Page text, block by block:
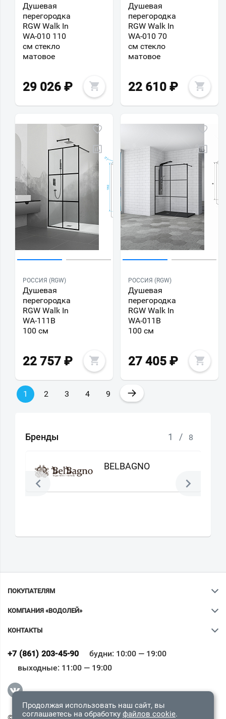
Душевая
перегородка
RGW Walk In
WA-010 110
см стекло
матовое
29 026 ₽
Душевая
перегородка
RGW Walk In
WA-010 70
см стекло
матовое
22 610 ₽
РОССИЯ (RGW)
Душевая
перегородка
RGW Walk In
WA-111B
100 см
22 757 ₽
РОССИЯ (RGW)
Душевая
перегородка
RGW Walk In
WA-011B
100 см
27 405 ₽
1 2 3 4 9 →
Бренды 1 / 8
BELBAGNO
ПОКУПАТЕЛЯМ
КОМПАНИЯ «ВОДОЛЕЙ»
КОНТАКТЫ
+7 (861) 203-45-90
будни: 10:00 — 19:00
выходные: 11:00 — 19:00
Всё верно
Продолжая использовать наш сайт, вы
соглашаетесь на обработку файлов cookie.